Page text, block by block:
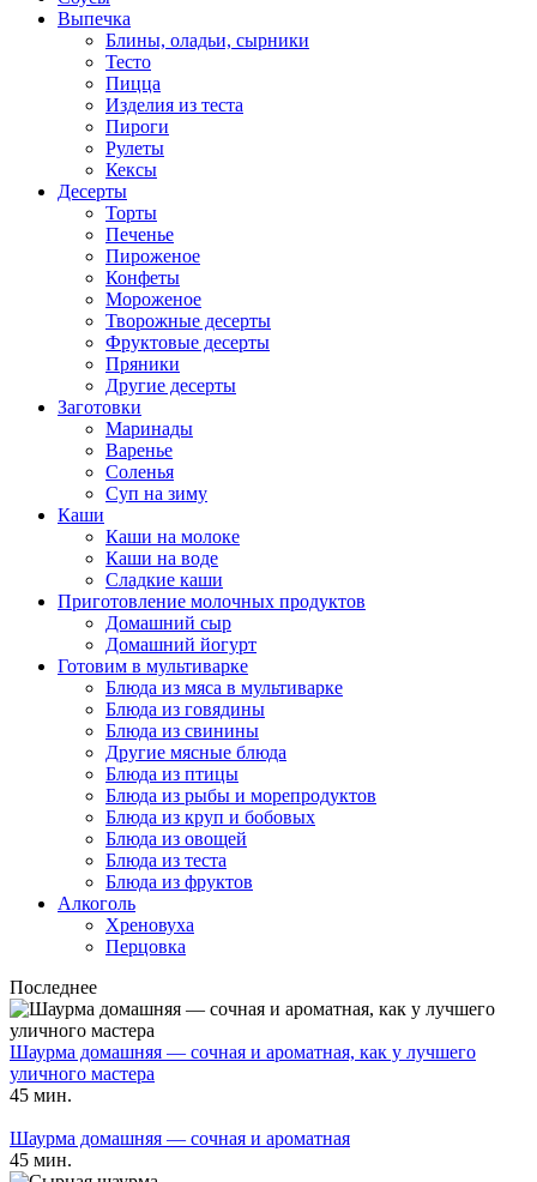
Выпечка
Блины, оладьи, сырники
Тесто
Пицца
Изделия из теста
Пироги
Рулеты
Кексы
Десерты
Торты
Печенье
Пироженое
Конфеты
Мороженое
Творожные десерты
Фруктовые десерты
Пряники
Другие десерты
Заготовки
Маринады
Варенье
Соленья
Суп на зиму
Каши
Каши на молоке
Каши на воде
Сладкие каши
Приготовление молочных продуктов
Домашний сыр
Домашний йогурт
Готовим в мультиварке
Блюда из мяса в мультиварке
Блюда из говядины
Блюда из свинины
Другие мясные блюда
Блюда из птицы
Блюда из рыбы и морепродуктов
Блюда из круп и бобовых
Блюда из овощей
Блюда из теста
Блюда из фруктов
Алкоголь
Хреновуха
Перцовка
Последнее
Шаурма домашняя — сочная и ароматная, как у лучшего
уличного мастера
45 мин.
Шаурма домашняя — сочная и ароматная
45 мин.